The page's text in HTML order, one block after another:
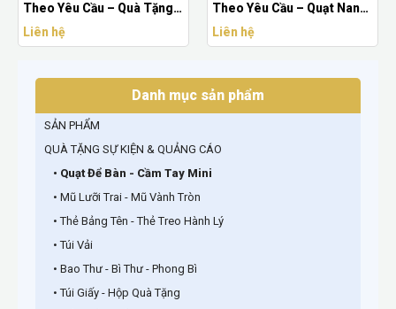
Theo Yêu Cầu – Quà Tặng
Sự Kiện Hiệu Quả
Liên hệ
Theo Yêu Cầu – Quạt Nan
Nhựa PP Giá Rẻ
Liên hệ
Danh mục sản phẩm
SẢN PHẨM
QUÀ TẶNG SỰ KIỆN & QUẢNG CÁO
• Quạt Để Bàn - Cầm Tay Mini
• Mũ Lưỡi Trai - Mũ Vành Tròn
• Thẻ Bảng Tên - Thẻ Treo Hành Lý
• Túi Vải
• Bao Thư - Bì Thư - Phong Bì
• Túi Giấy - Hộp Quà Tặng